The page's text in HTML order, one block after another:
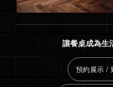
讓餐桌成為生
預約展示 /